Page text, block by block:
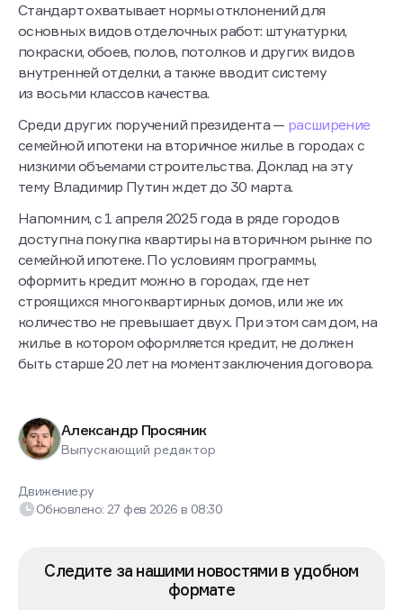
Стандарт охватывает нормы отклонений для
основных видов отделочных работ: штукатурки,
покраски, обоев, полов, потолков и других видов
внутренней отделки, а также вводит систему
из восьми классов качества.
Среди других поручений президента — расширение
семейной ипотеки на вторичное жилье в городах с
низкими объемами строительства. Доклад на эту
тему Владимир Путин ждет до 30 марта.
Напомним, с 1 апреля 2025 года в ряде городов
доступна покупка квартиры на вторичном рынке по
семейной ипотеке. По условиям программы,
оформить кредит можно в городах, где нет
строящихся многоквартирных домов, или же их
количество не превышает двух. При этом сам дом, на
жилье в котором оформляется кредит, не должен
быть старше 20 лет на момент заключения договора.
Александр Просяник
Выпускающий редактор
Движение.ру
Обновлено: 27 фев 2026в 08:30
Следите за нашими новостями в удобном
формате